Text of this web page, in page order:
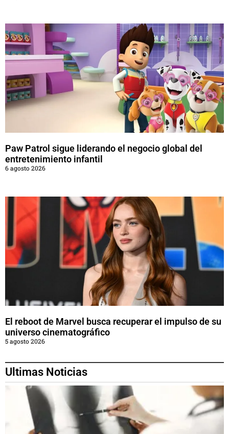
Paw Patrol sigue liderando el negocio global del
entretenimiento infantil
6 agosto 2026
El reboot de Marvel busca recuperar el impulso de su
universo cinematográfico
5 agosto 2026
Ultimas Noticias